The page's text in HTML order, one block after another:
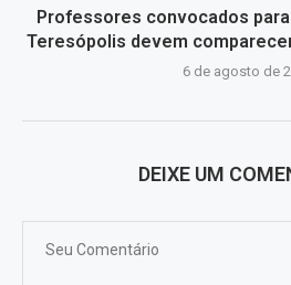
Professores convocados
Teresópolis devem
6 de agosto de
DEIXE UM